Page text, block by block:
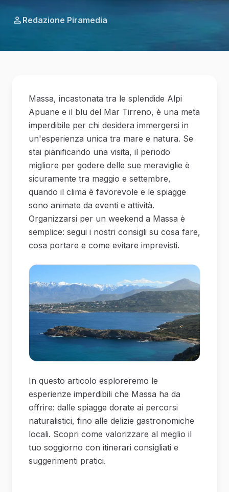
Redazione Piramedia
Massa, incastonata tra le splendide Alpi
Apuane e il blu del Mar Tirreno, è una meta
imperdibile per chi desidera immergersi in
un'esperienza unica tra mare e natura. Se
stai pianificando una visita, il periodo
migliore per godere delle sue meraviglie è
sicuramente tra maggio e settembre,
quando il clima è favorevole e le spiagge
sono animate da eventi e attività.
Organizzarsi per un weekend a Massa è
semplice: segui i nostri consigli su cosa fare,
cosa portare e come evitare imprevisti.
In questo articolo esploreremo le
esperienze imperdibili che Massa ha da
offrire: dalle spiagge dorate ai percorsi
naturalistici, fino alle delizie gastronomiche
locali. Scopri come valorizzare al meglio il
tuo soggiorno con itinerari consigliati e
suggerimenti pratici.